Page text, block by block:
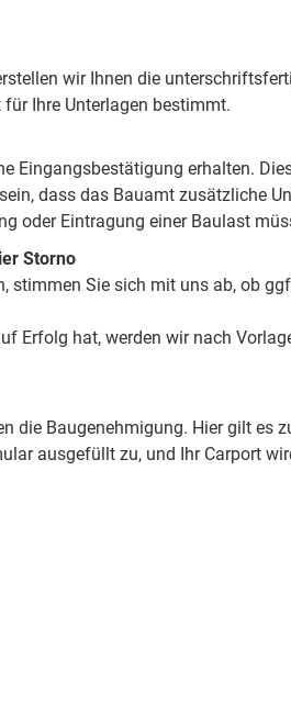
wir Ihnen die
Ihre Unterlagen bestimmt.
Eingangsbestätigung erhalten.
dass das Bauamt zusätzliche
oder Eintragung einer Baulast
Storno
stimmen Sie sich mit uns ab, ob
Erfolg hat, werden wir nach
die Baugenehmigung. Hier gilt
ausgefüllt zu, und Ihr Carport